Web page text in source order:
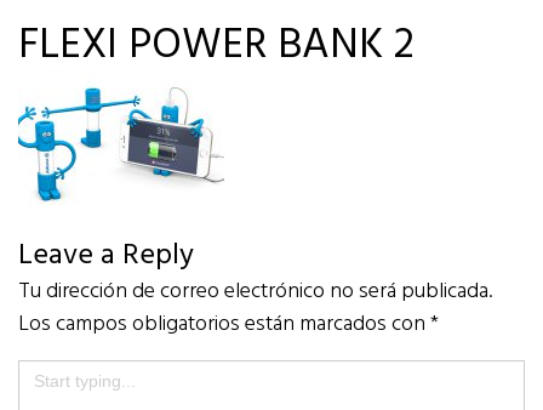
FLEXI POWER BANK 2
Leave a Reply
Tu dirección de correo electrónico no será publicada.
Los campos obligatorios están marcados con*